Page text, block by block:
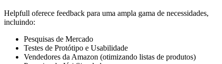
Helpfull oferece feedback para uma ampla gama de necessidades,
incluindo:
Pesquisas de Mercado
Testes de Protótipo e Usabilidade
Vendedores da Amazon (otimizando listas de produtos)